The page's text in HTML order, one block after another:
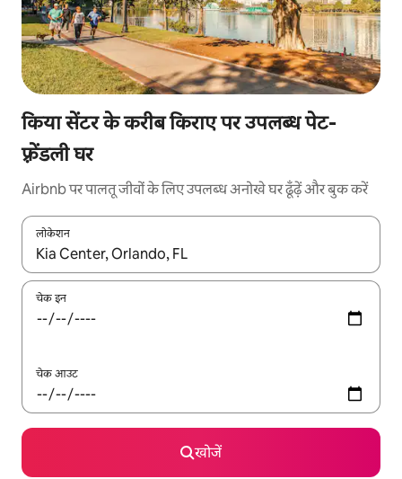
किया सेंटर के करीब किराए पर उपलब्ध पेट-
फ़्रेंडली घर
Airbnb पर पालतू जीवों के लिए उपलब्ध अनोखे घर ढूँढ़ें और बुक करें
लोकेशन
नतीजों के उपलब्ध होने पर, अप और डाउन 'ऐरो की' का इस्तेमाल करके नेविगेट
चेक इन
चेक आउट
खोजें